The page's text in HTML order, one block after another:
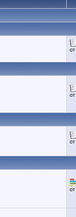
от
от
от
от